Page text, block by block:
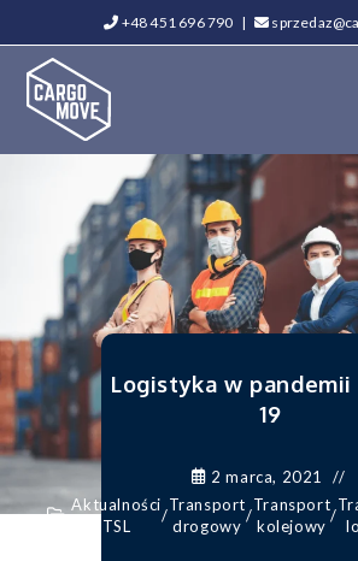
+48 451 696 790 |
Logistyka w pandemii
19
2 marca, 2021
Aktualności
TSL
/
Transport
drogowy
/
Transport
kolejowy
/